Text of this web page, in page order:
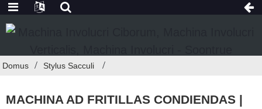
Domus Stylus Sacculi
MACHINA AD FRITILLAS CONDIENDAS |